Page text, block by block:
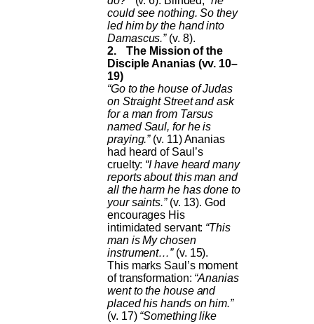
could see nothing. So they
led him by the hand into
Damascus.”(v. 8).
2.
The Mission of the
Disciple Ananias (vv. 10–
19)
“Go to the house of Judas
on Straight Street and ask
for a man from Tarsus
named Saul, for he is
praying.”(v. 11) Ananias
had heard of Saul’s
cruelty: “I have heard many
reports about this man and
all the harm he has done to
your saints.”(v. 13). God
encourages His
intimidated servant: “This
man is My chosen
instrument…”(v. 15).
This marks Saul’s moment
of transformation: “Ananias
went to the house and
placed his hands on him.”
(v. 17) “Something like